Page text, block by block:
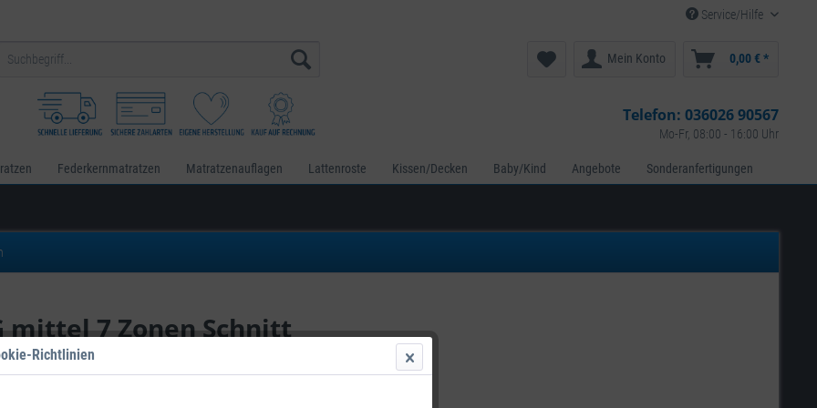
Service/Hilfe
Mein Konto 0,00 € *
Telefon: 036026 90567
Mo-Fr, 08:00 - 16:00 Uhr
Federkernmatratzen Matratzenauflagen Lattenroste Kissen/Decken Baby/Kind Angebote Sonderanfertigungen
mittel 7 Zonen Schnitt
Richtlinien